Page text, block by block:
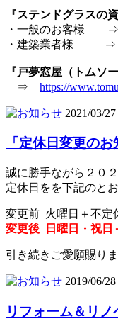
『ステンドグラスの
・一般のお客様
・建築業者様
『戸夢窓屋（トムソ
⇒ https://
2021/03/27
「定休日変更のお
誠に勝手ながら２０
定休日をを下記のと
変更前 火曜日＋不定
変更後 日曜日・祝日
引き続きご愛願賜り
2019/06/28
リフォーム＆リ